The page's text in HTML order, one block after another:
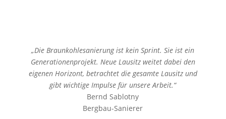
„Die Braunkohlesanierung ist kein Sprint. Sie ist ein
Generationenprojekt. Neue Lausitz weitet dabei den
eigenen Horizont, betrachtet die gesamte Lausitz und
gibt wichtige Impulse für unsere Arbeit.“
Bernd Sablotny
Bergbau-Sanierer